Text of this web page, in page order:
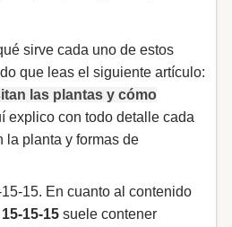
sirve cada uno de estos
que leas el siguiente artículo:
las plantas y cómo
explico con todo detalle cada
la planta y formas de
15. En cuanto al contenido
15-15-15suele contener